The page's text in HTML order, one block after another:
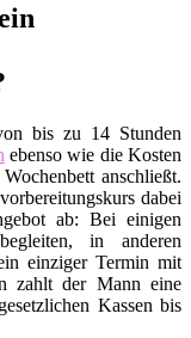
bis zu 14 Stunden
ebenso wie die Kosten
anschließt.
dabei
ab: Bei einigen
in anderen
einziger Termin mit
zahlt der Mann eine
Kassen bis